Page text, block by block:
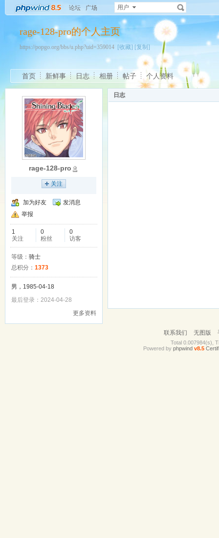
论坛 广场 用户
rage-128-pro的个人主页
https://popgo.org/bbs/u.php?uid=359014 [收藏] [复制]
首页 新鲜事 日志 相册 帖子 个人资料
rage-128-pro
关注
加为好友
发消息
举报
1
关注
0
粉丝
0
访客
等级： 骑士
总积分： 1373
男，1985-04-18
最后登录：2024-04-28
更多资料
日志
联系我们 无图版
Total 0.007984(s),
Powered by phpwind v8.5